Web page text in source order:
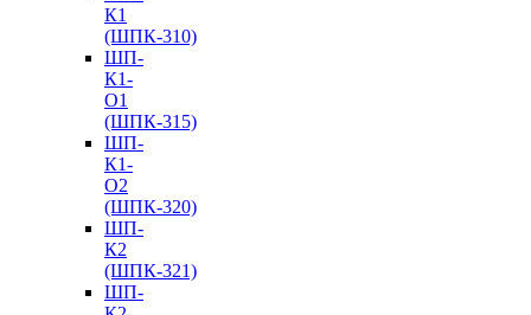
К1
(ШПК-310)
ШП-
К1-
О1
(ШПК-315)
ШП-
К1-
О2
(ШПК-320)
ШП-
К2
(ШПК-321)
ШП-